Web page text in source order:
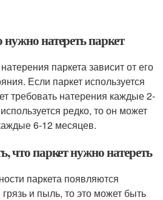
натереть паркет
паркета зависит от его
Если паркет используется
требовать натерения каждые 2-
редко, то он может
6-12 месяцев.
что паркет нужно натереть
паркета появляются
и пыль, то это может быть